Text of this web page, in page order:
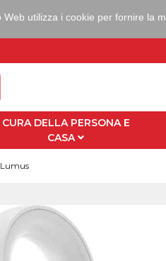
Web utilizza i cookie per fornire la
CURA DELLA PERSONA E
CASA
Lumus